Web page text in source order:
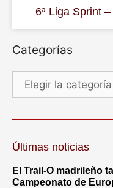
6ª Liga Sprint
Categorías
Últimas noticias
El Trail-O madrileño
Campeonato de